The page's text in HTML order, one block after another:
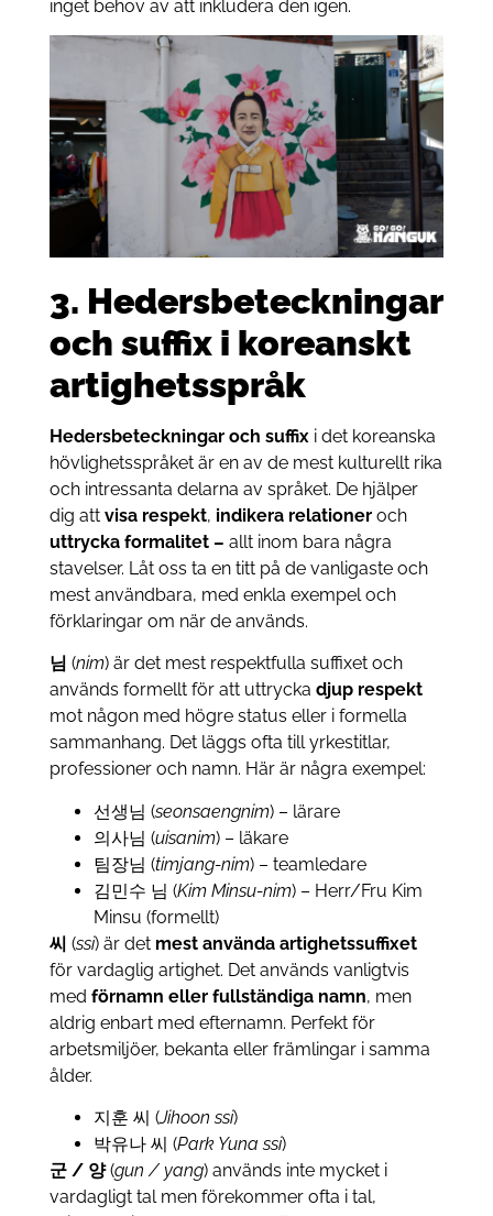
inget behov av att inkludera den igen.
3. Hedersbeteckningar
och suffix i koreanskt
artighetsspråk
Hedersbeteckningar och suffixi det koreanska
hövlighetsspråket är en av de mest kulturellt rika
och intressanta delarna av språket. De hjälper
dig att visa respekt, indikera relationeroch
uttrycka formalitet – allt inom bara några
stavelser. Låt oss ta en titt på de vanligaste och
mest användbara, med enkla exempel och
förklaringar om när de används.
님 (nim) är det mest respektfulla suffixet och
används formellt för att uttrycka djup respekt
mot någon med högre status eller i formella
sammanhang. Det läggs ofta till yrkestitlar,
professioner och namn. Här är några exempel:
선생님 (seonsaengnim) – lärare
의사님 (uisanim) – läkare
팀장님 (timjang-nim) – teamledare
김민수 님 (Kim Minsu-nim) – Herr/Fru Kim
Minsu (formellt)
씨 (ssi) är det mest använda artighetssuffixet
för vardaglig artighet. Det används vanligtvis
med förnamn eller fullständiga namn, men
aldrig enbart med efternamn. Perfekt för
arbetsmiljöer, bekanta eller främlingar i samma
ålder.
지훈 씨 (Jihoon ssi)
박유나 씨 (Park Yuna ssi)
군 / 양(gun / yang) används inte mycket i
vardagligt tal men förekommer ofta i tal,